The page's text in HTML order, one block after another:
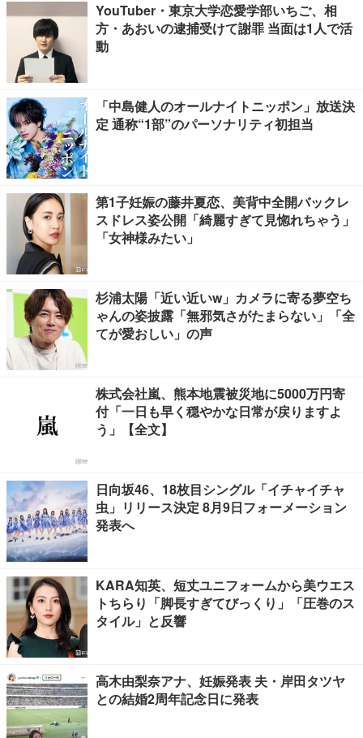
YouTuber・東京大学恋愛学部いちご、相
方・あおいの逮捕受けて謝罪 当面は1人で活
動
「中島健人のオールナイトニッポン」放送決
定 通称“1部”のパーソナリティ初担当
第1子妊娠の藤井夏恋、美背中全開バックレ
スドレス姿公開「綺麗すぎて見惚れちゃう」
「女神様みたい」
杉浦太陽「近い近いw」カメラに寄る夢空ち
ゃんの姿披露「無邪気さがたまらない」「全
てが愛おしい」の声
株式会社嵐、熊本地震被災地に5000万円寄
付「一日も早く穏やかな日常が戻りますよ
う」【全文】
日向坂46、18枚目シングル「イチャイチャ
虫」リリース決定 8月9日フォーメーション
発表へ
KARA知英、短丈ユニフォームから美ウエス
トちらり「脚長すぎてびっくり」「圧巻のス
タイル」と反響
高木由梨奈アナ、妊娠発表 夫・岸田タツヤ
との結婚2周年記念日に発表